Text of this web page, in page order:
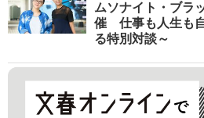
ムソナイト・ブラ
催 仕事も人生も
る特別対談～